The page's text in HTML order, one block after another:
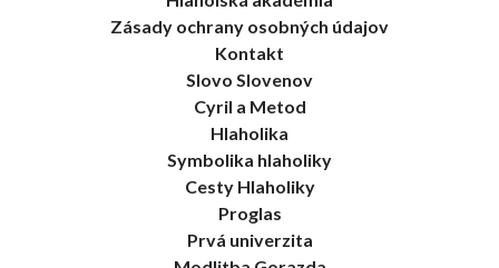
Zásady ochrany osobných údajov
Kontakt
Slovo Slovenov
Cyril a Metod
Hlaholika
Symbolika hlaholiky
Cesty Hlaholiky
Proglas
Prvá univerzita